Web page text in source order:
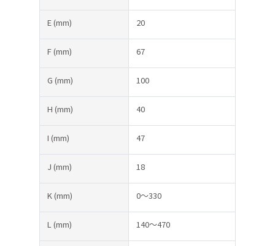
E(mm) 20
F(mm) 67
G (mm) 100
H (mm) 40
I (mm) 47
J (mm) 18
K (mm) 0～330
L (mm) 140～470